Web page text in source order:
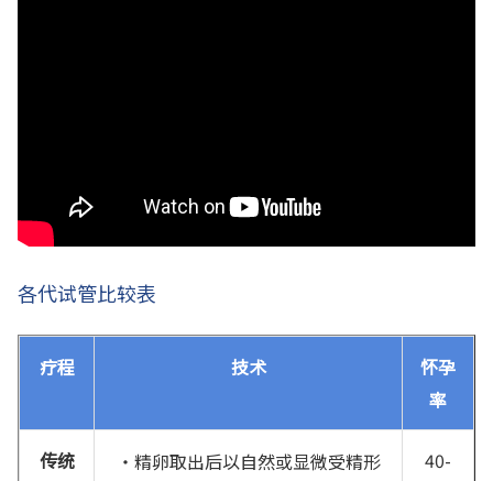
各代试管比较表
疗程 技术
怀孕
率
传统
・精卵取出后以自然或显微受精形
40-